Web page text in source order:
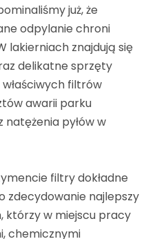
już, że
odpylanie chroni
lakierniach znajdują się
delikatne sprzęty
filtrów
awarii parku
natężenia pyłów w
filtry dokładne
zdecydowanie najlepszy
którzy w miejscu pracy
chemicznymi